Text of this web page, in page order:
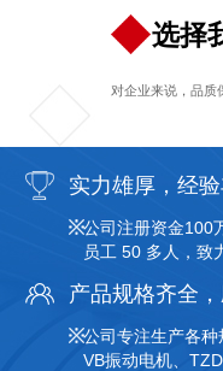
选择
对企业来说，品质
实力雄厚，经
公司注册资金100
员工 50 多人，致
产品规格齐全
公司专注生产各种
VB振动电机、